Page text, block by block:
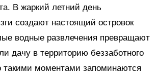
В жаркий летний день
создают настоящий островок
водные развлечения превращают
дачу в территорию беззаботного
такими моментами запоминаются